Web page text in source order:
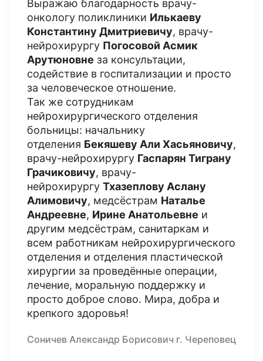
Выражаю благодарность врачу-
онкологу поликлиники Илькаеву
Константину Дмитриевичу, врачу-
нейрохирургу Погосовой Асмик
Арутюновне за консультации,
содействие в госпитализации и просто
за человеческое отношение.
Так же сотрудникам
нейрохирургического отделения
больницы: начальнику
отделения Бекяшеву Али Хасьяновичу,
врачу-нейрохирургу Гаспарян Тиграну
Грачиковичу, врачу-
нейрохирургу Тхазеплову Аслану
Алимовичу, медсёстрам Наталье
Андреевне, Ирине Анатольевне и
другим медсёстрам, санитаркам и
всем работникам нейрохирургического
отделения и отделения пластической
хирургии за проведённые операции,
лечение, моральную поддержку и
просто доброе слово. Мира, добра и
крепкого здоровья!
Соничев Александр Борисович г. Череповец